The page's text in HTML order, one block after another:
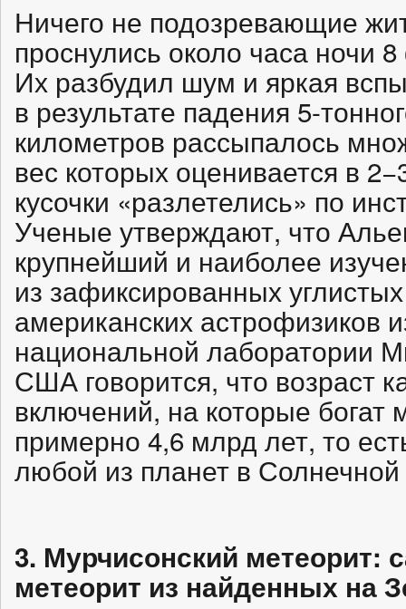
Ничего не подозревающие
проснулись около часа ночи
Их разбудил шум и яркая
в результате падения 5-
километров рассыпалось
вес которых оценивается в
кусочки «разлетелись» по
Ученые утверждают, что
крупнейший и наиболее
из зафиксированных
американских астрофизиков
национальной лаборатории
США говорится, что возраст
включений, на которые богат
примерно 4,6 млрд лет, то
любой из планет в
3. Мурчисонский метеорит:
метеорит из найденных на